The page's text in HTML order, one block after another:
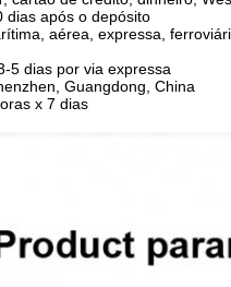
dias após o depósito
aérea, expressa,
5 dias por via expressa
Guangdong, China
x 7 dias